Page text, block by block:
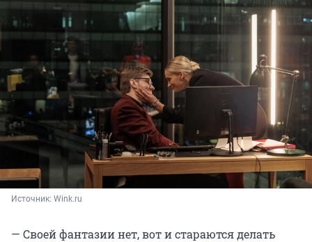
Источник: Wink.ru
— Своей фантазии нет, вот и стараются делать